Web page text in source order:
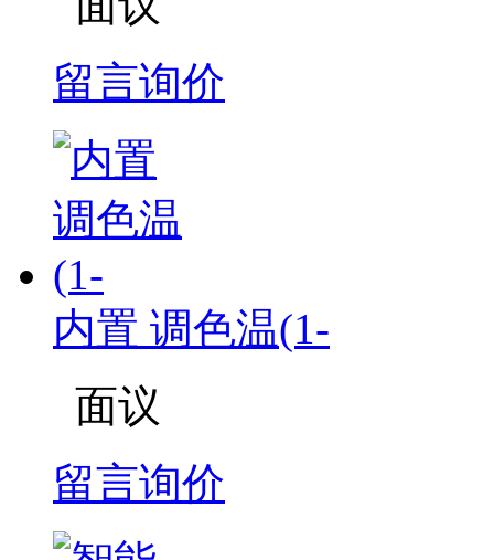
留言询价
内置 调色温(1-
面议
留言询价